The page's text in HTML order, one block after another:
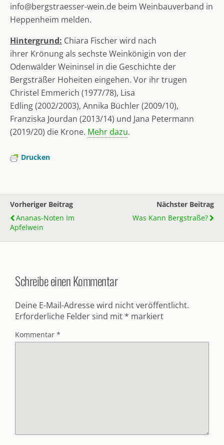
info@bergstraesser-wein.de beim Weinbauverband in
Heppenheim melden.
Hintergrund: Chiara Fischer wird nach
ihrer Krönung als sechste Weinkönigin von der
Odenwälder Weininsel in die Geschichte der
Bergsträßer Hoheiten eingehen. Vor ihr trugen
Christel Emmerich (1977/78), Lisa
Edling (2002/2003), Annika Büchler (2009/10),
Franziska Jourdan (2013/14) und Jana Petermann
(2019/20) die Krone. Mehr dazu.
Drucken
Vorheriger Beitrag
Ananas-Noten Im
Apfelwein
Nächster Beitrag
Was Kann Bergstraße?
Schreibe einen Kommentar
Deine E-Mail-Adresse wird nicht veröffentlicht.
Erforderliche Felder sind mit* markiert
Kommentar *